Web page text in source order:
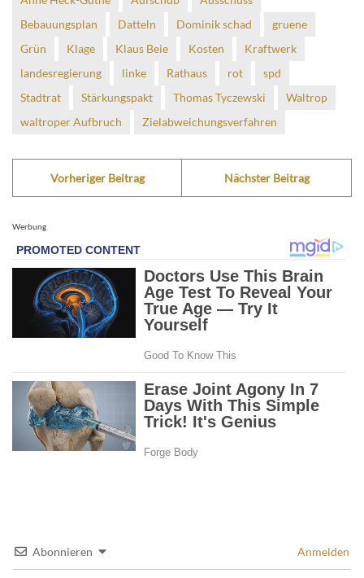
Bebauungsplan
Datteln Dominik schad
gruene
Grün
Klage Klaus Beie Kosten
Kraftwerk
landesregierung
linke Rathaus rot
spd
Stadtrat
Stärkungspakt Thomas Tyczewski
Waltrop
waltroper Aufbruch
Zielabweichungsverfahren
Vorheriger Beitrag Nächster Beitrag
Werbung
Abonnieren Anmelden